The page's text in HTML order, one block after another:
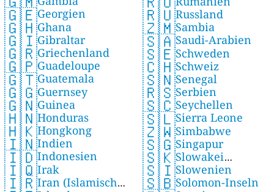
🇬🇪Georgien
🇬🇭Ghana
🇬🇮Gibraltar
🇬🇷Griechenland
🇬🇵Guadeloupe
🇬🇹Guatemala
🇬🇬Guernsey
🇬🇳Guinea
🇭🇳Honduras
🇭🇰Hongkong
🇮🇳Indien
🇮🇩Indonesien
🇮🇶Irak
🇮🇷Iran (Islamische
🇷🇺Russland
🇿🇲Sambia
🇸🇦Saudi-Arabien
🇸🇪Schweden
🇨🇭Schweiz
🇸🇳Senegal
🇷🇸Serbien
🇸🇨Seychellen
🇸🇱Sierra Leone
🇿🇼Simbabwe
🇸🇬Singapur
🇸🇰Slowakei
(Slowakische Republik)
🇸🇮Slowenien
🇸🇧Solomon-Inseln